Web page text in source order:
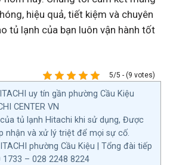
hiệu quả, tiết kiệm và chuyên
tủ lạnh của bạn luôn vận hành tốt
5/5 - (9 votes)
uy tín gần phường Cầu Kiệu
CENTER VN
tủ lạnh Hitachi khi sử dụng, Được
nhận và xử lý triệt để mọi sự cố.
phường Cầu Kiệu | Tổng đài tiếp
– 028 2248 8224